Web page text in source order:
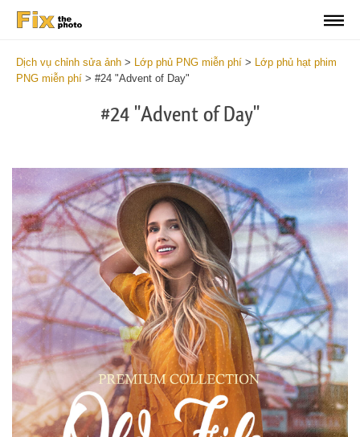
Dịch vụ chỉnh sửa ảnh > Lớp phủ PNG miễn phí > Lớp phủ hạt phim
PNG miễn phí > #24 "Advent of Day"
#24 "Advent of Day"
Xin hãy lựa chọn
Free PNG Overlay #24